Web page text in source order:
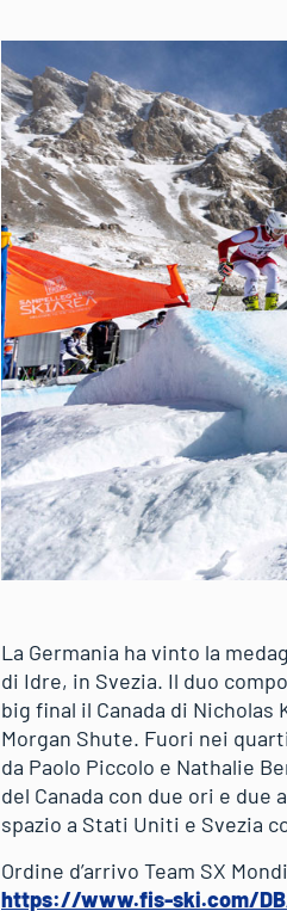
La Germania ha vinto la
di Idre, in Svezia. Il duo
big final il Canada di
Morgan Shute. Fuori nei
da Paolo Piccolo e Nathalie
del Canada con due ori e
spazio a Stati Uniti e Svezia
Ordine d’arrivo Team SX
https://www.fis-ski.com/DB/